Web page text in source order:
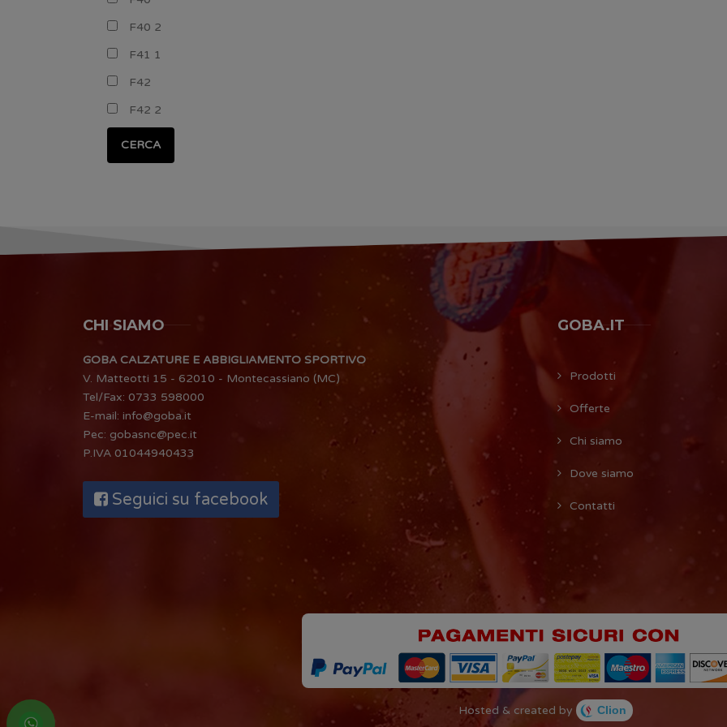
F40 2
F41 1
F42
F42 2
CERCA
CHI SIAMO
GOBA CALZATURE E ABBIGLIAMENTO SPORTIVO
V. Matteotti 15 - 62010 - Montecassiano (MC)
Tel/Fax: 0733 598000
E-mail: info@goba.it
Pec: gobasnc@pec.it
P.IVA 01044940433
Seguici su facebook
GOBA.IT
Prodotti
Offerte
Chi siamo
Dove siamo
Contatti
Hosted & created by Clion